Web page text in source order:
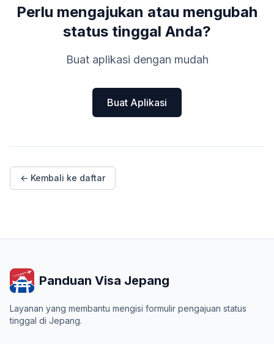
Perlu mengajukan atau mengubah
status tinggal Anda?
Buat aplikasi dengan mudah
Buat Aplikasi
← Kembali ke daftar
Panduan Visa Jepang
Layanan yang membantu mengisi formulir pengajuan status
tinggal di Jepang.